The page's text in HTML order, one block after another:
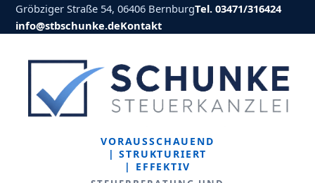
Gröbziger Straße 54, 06406 BernburgTel. 03471/316424
info@stbschunke.deKontakt
VORAUSSCHAUEND
| STRUKTURIERT
| EFFEKTIV